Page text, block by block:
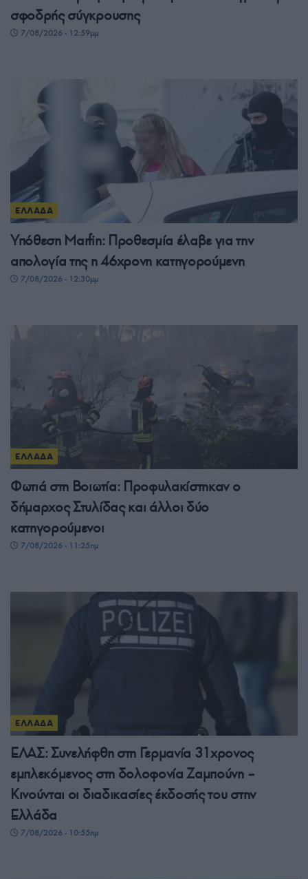
σφοδρής σύγκρουσης
7/08/2026 - 12:59μμ
ΕΛΛΑΔΑ
Υπόθεση Marfin: Προθεσμία έλαβε για την
απολογία της η 46χρονη κατηγορούμενη
7/08/2026 - 12:30μμ
ΕΛΛΑΔΑ
Φωτιά στη Βοιωτία: Προφυλακίστηκαν ο
δήμαρχος Στυλίδας και άλλοι δύο
κατηγορούμενοι
7/08/2026 - 11:25πμ
ΕΛΛΑΔΑ
ΕΛΑΣ: Συνελήφθη στη Γερμανία 31χρονος
εμπλεκόμενος στη δολοφονία Ζαμπούνη –
Κινούνται οι διαδικασίες έκδοσής του στην
Ελλάδα
7/08/2026 - 10:55πμ